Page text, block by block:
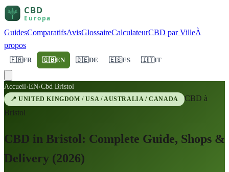
GuidesComparatifsAvisGlossaireCalculateurCBD par VilleÀ
propos
🇫🇷FR 🇬🇧EN 🇩🇪DE 🇪🇸ES 🇮🇹IT
Accueil›EN›Cbd Bristol
📍UNITED KINGDOM / USA / AUSTRALIA / CANADA
CBD à
Bristol
CBD in Bristol: Complete Guide, Shops &
Delivery (2026)